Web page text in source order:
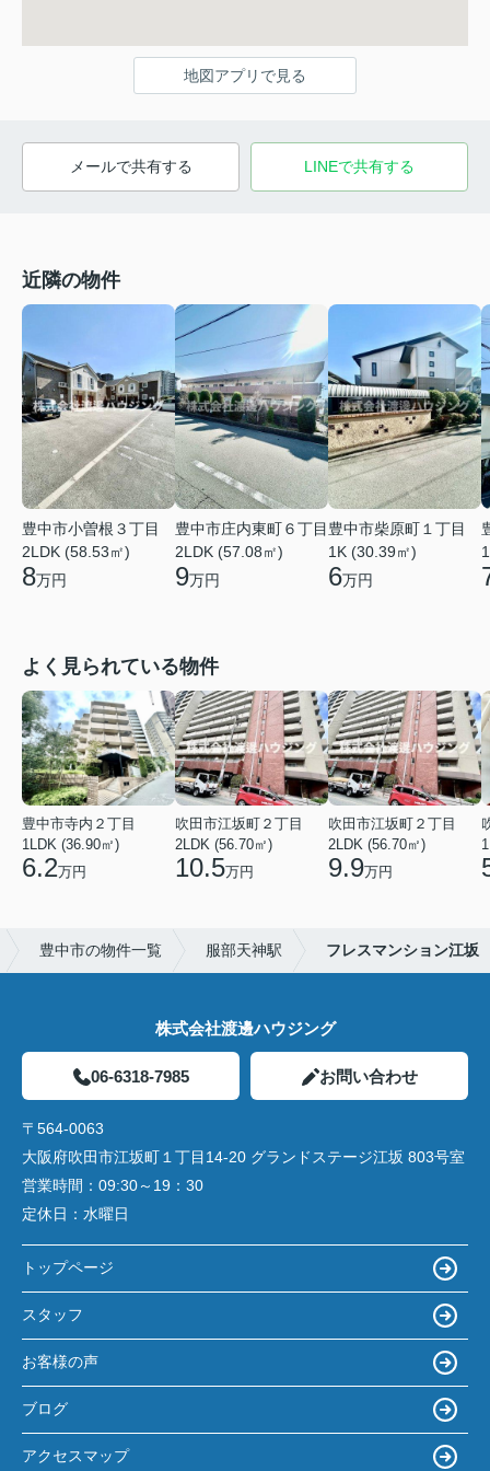
地図アプリで見る
メールで共有する LINEで共有する
近隣の物件
豊中市小曽根３丁目
2LDK (58.53㎡)
8万円
豊中市庄内東町６丁目
2LDK (57.08㎡)
9万円
豊中市柴原町１丁目
1K (30.39㎡)
6万円
よく見られている物件
豊中市寺内２丁目
1LDK (36.90㎡)
6.2万円
吹田市江坂町２丁目
2LDK (56.70㎡)
10.5万円
吹田市江坂町２丁目
2LDK (56.70㎡)
9.9万円
豊中市の物件一覧 服部天神駅 フレスマンション江坂
株式会社渡邊ハウジング
06-6318-7985 お問い合わせ
〒564-0063
大阪府吹田市江坂町１丁目14‐20 グランドステージ江坂 803号室
営業時間： 09:30～19：30
定休日： 水曜日
トップページ
スタッフ
お客様の声
ブログ
アクセスマップ